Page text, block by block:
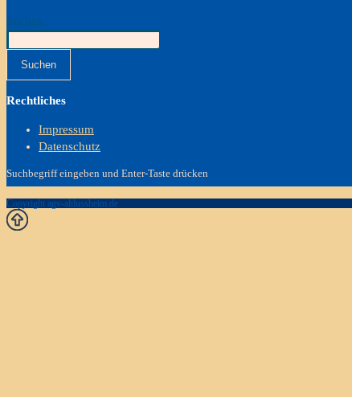
Suchen
Suchen
Rechtliches
Impressum
Datenschutz
Suchbegriff eingeben und Enter-Taste drücken
Copyright agv-altlussheim.de